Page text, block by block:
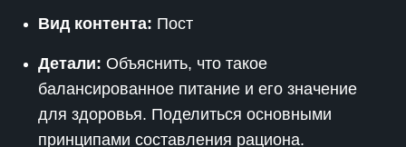
Вид контента: Пост
Детали: Объяснить, что такое
балансированное питание и его значение
для здоровья. Поделиться основными
принципами составления рациона.